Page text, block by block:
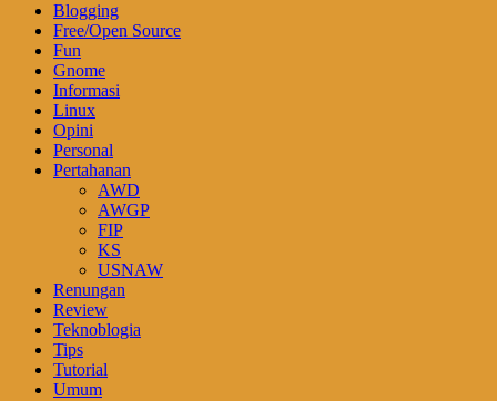
Blogging
Free/Open Source
Fun
Gnome
Informasi
Linux
Opini
Personal
Pertahanan
AWD
AWGP
FIP
KS
USNAW
Renungan
Review
Teknoblogia
Tips
Tutorial
Umum